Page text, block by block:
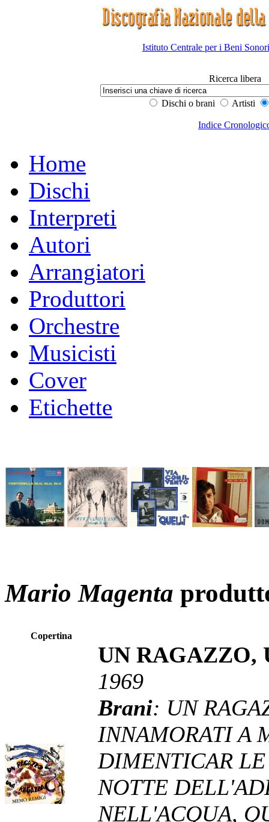
Istituto Centrale per i Beni
Ricerca libera
Dischi o brani Artisti
Indice
Home
Dischi
Interpreti
Autori
Arrangiatori
Produttori
Orchestre
Musicisti
Cover
Etichette
Mario Magenta
Copertina
UN RAGAZZO,
1969
Brani: UN
INNAMORATI A
DIMENTICAR
NOTTE
NELL'ACQUA,